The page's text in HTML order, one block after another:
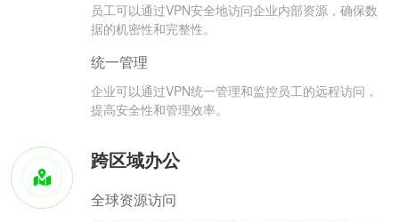
员工可以通过VPN安全地访问企业内部资源，确保数
据的机密性和完整性。
统一管理
企业可以通过VPN统一管理和监控员工的远程访问，
提高安全性和管理效率。
跨区域办公
全球资源访问